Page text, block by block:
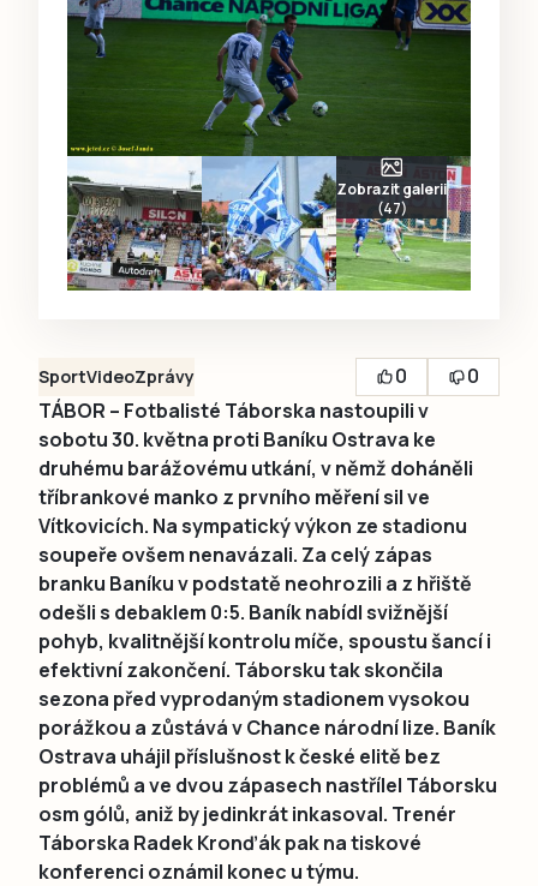
Zobrazit galerii
(47)
SportVideoZprávy 0
0
TÁBOR – Fotbalisté Táborska nastoupili v
sobotu 30. května proti Baníku Ostrava ke
druhému barážovému utkání, v němž doháněli
tříbrankové manko z prvního měření sil ve
Vítkovicích. Na sympatický výkon ze stadionu
soupeře ovšem nenavázali. Za celý zápas
branku Baníku v podstatě neohrozili a z hřiště
odešli s debaklem 0:5. Baník nabídl svižnější
pohyb, kvalitnější kontrolu míče, spoustu šancí i
efektivní zakončení. Táborsku tak skončila
sezona před vyprodaným stadionem vysokou
porážkou a zůstává v Chance národní lize. Baník
Ostrava uhájil příslušnost k české elitě bez
problémů a ve dvou zápasech nastřílel Táborsku
osm gólů, aniž by jedinkrát inkasoval. Trenér
Táborska Radek Kronďák pak na tiskové
konferenci oznámil konec u týmu.